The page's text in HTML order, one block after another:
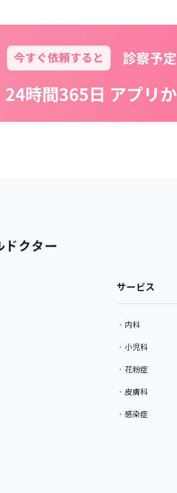
サービス
内科
小児科
花粉症
皮膚科
感染症